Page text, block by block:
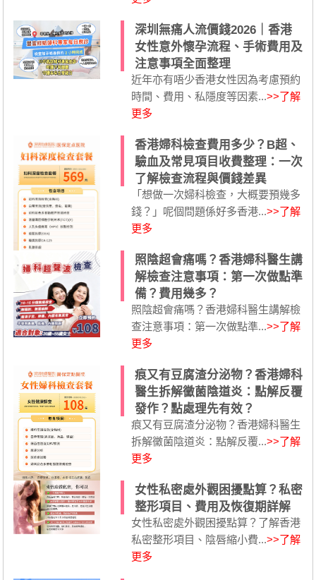
深圳無痛人流價錢2026｜香港
女性意外懷孕流程、手術費用及
注意事項全面整理
近年亦有唔少香港女性因為考慮預約
時間、費用、私隱度等因素...>>了解
更多
香港婦科檢查費用多少？B超、
驗血及常見項目收費整理：一次
了解檢查流程與價錢差異
「想做一次婦科檢查，大概要預幾多
錢？」呢個問題係好多香港...>>了解
更多
照陰超會痛嗎？香港婦科醫生講
解檢查注意事項：第一次做點準
備？費用幾多？
照陰超會痛嗎？香港婦科醫生講解檢
查注意事項：第一次做點準...>>了解
更多
痕又有豆腐渣分泌物？香港婦科
醫生拆解黴菌陰道炎：點解反覆
發作？點處理先有效？
痕又有豆腐渣分泌物？香港婦科醫生
拆解黴菌陰道炎：點解反覆...>>了解
更多
女性私密處外觀困擾點算？私密
整形項目、費用及恢復期詳解
女性私密處外觀困擾點算？了解香港
私密整形項目、陰唇縮小費...>>了解
更多